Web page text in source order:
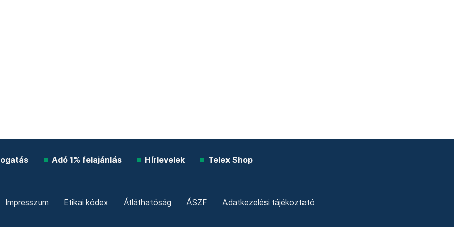
Adó 1% felajánlás Hírlevelek Telex Shop
Impresszum Etikai kódex Átláthatóság ÁSZF Adatkezelési tájékoztató